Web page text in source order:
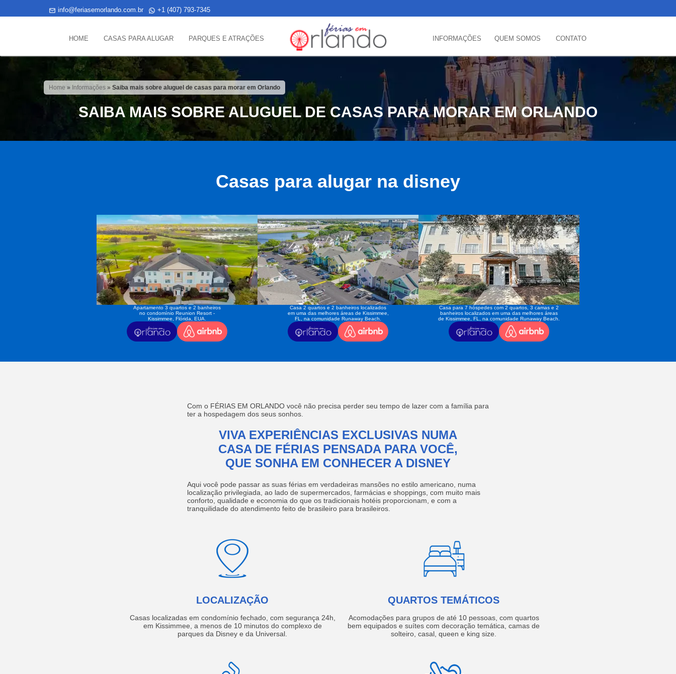
info@feriasemorlando.com.br +1 (407) 793-7345
HOME CASAS PARA ALUGAR PARQUES E ATRAÇÕES INFORMAÇÕES QUEM SOMOS CONTATO
Home » Informações »Saiba mais sobre aluguel de casas para morar em Orlando
SAIBA MAIS SOBRE ALUGUEL DE CASAS PARA MORAR EM ORLANDO
Casas para alugar na disney
Apartamento 3 quartos e 2 banheiros
no condomínio Reunion Resort -
Kissimmee, Flórida, EUA.
Casa 2 quartos e 2 banheiros localizados
em uma das melhores áreas de Kissimmee,
FL, na comunidade Runaway Beach.
Casa para 7 hóspedes com 2 quartos, 3 camas e 2
banheiros localizados em uma das melhores áreas
de Kissimmee, FL, na comunidade Runaway Beach.
Com o FÉRIAS EM ORLANDO você não precisa perder seu tempo de lazer com a família para
ter a hospedagem dos seus sonhos.
VIVA EXPERIÊNCIAS EXCLUSIVAS NUMA
CASA DE FÉRIAS PENSADA PARA VOCÊ,
QUE SONHA EM CONHECER A DISNEY
Aqui você pode passar as suas férias em verdadeiras mansões no estilo americano, numa
localização privilegiada, ao lado de supermercados, farmácias e shoppings, com muito mais
conforto, qualidade e economia do que os tradicionais hotéis proporcionam, e com a
tranquilidade do atendimento feito de brasileiro para brasileiros.
LOCALIZAÇÃO
Casas localizadas em condomínio fechado, com segurança 24h,
em Kissimmee, a menos de 10 minutos do complexo de
parques da Disney e da Universal.
QUARTOS TEMÁTICOS
Acomodações para grupos de até 10 pessoas, com quartos
bem equipados e suítes com decoração temática, camas de
solteiro, casal, queen e king size.